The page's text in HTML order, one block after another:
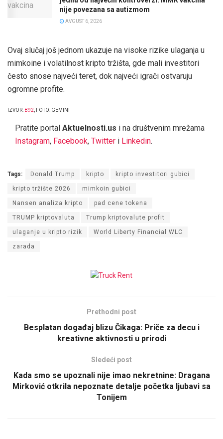
nije povezana sa autizmom
AVGUST 6, 2026
Ovaj slučaj još jednom ukazuje na visoke rizike ulaganja u
mimkoine i volatilnost kripto tržišta, gde mali investitori
često snose najveći teret, dok najveći igrači ostvaruju
ogromne profite.
IZVOR: B92 , FOTO: GEMINI
Pratite portal Aktuelnosti.us i na društvenim mrežama
Instagram, Facebook, Twitter i Linkedin.
Tags: Donald Trump kripto kripto investitori gubici
kripto tržište 2026 mimkoin gubici
Nansen analiza kripto pad cene tokena
TRUMP kriptovaluta Trump kriptovalute profit
ulaganje u kripto rizik World Liberty Financial WLC
zarada
Prethodni post
Besplatan događaj blizu Čikaga: Priče za decu i
kreativne aktivnosti u prirodi
Sledeći post
Kada smo se upoznali nije imao nekretnine: Dragana
Mirković otkrila nepoznate detalje početka ljubavi sa
Tonijem